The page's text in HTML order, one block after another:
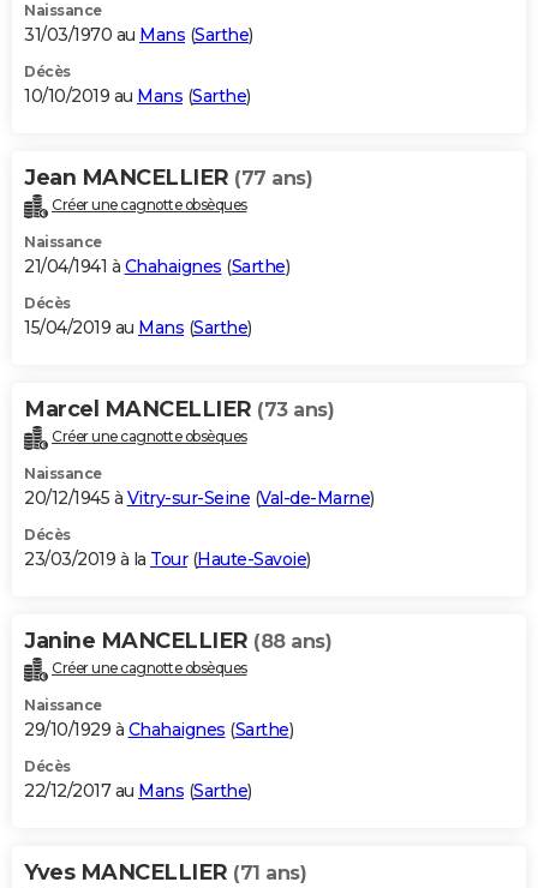
Naissance
31/03/1970 au Mans (Sarthe)
Décès
10/10/2019 au Mans (Sarthe)
Jean MANCELLIER (77 ans)
Créer une cagnotte obsèques
Naissance
21/04/1941 à Chahaignes (Sarthe)
Décès
15/04/2019 au Mans (Sarthe)
Marcel MANCELLIER (73 ans)
Créer une cagnotte obsèques
Naissance
20/12/1945 à Vitry-sur-Seine (Val-de-Marne)
Décès
23/03/2019 à la Tour(Haute-Savoie)
Janine MANCELLIER (88 ans)
Créer une cagnotte obsèques
Naissance
29/10/1929 à Chahaignes (Sarthe)
Décès
22/12/2017 au Mans (Sarthe)
Yves MANCELLIER (71 ans)